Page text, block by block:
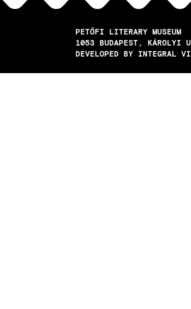
PETŐFI LITERARY MUSEUM
1053
BUDAPEST
KÁROLYI
DEVELOPED BY INTEGRAL